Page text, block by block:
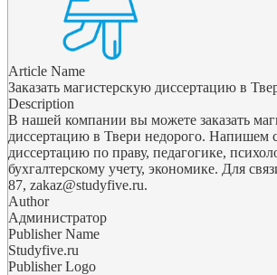
Article Name
Заказать магистерскую диссертацию в
Description
В нашей компании вы можете заказать
диссертацию в Твери недорого. Напишем
диссертацию по праву, педагогике,
бухгалтерскому учету, экономике. Для
87, zakaz@studyfive.ru.
Author
Администратор
Publisher Name
Studyfive.ru
Publisher Logo